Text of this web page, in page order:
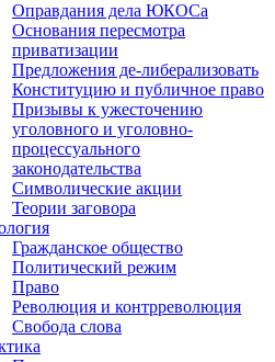
Оправдания дела ЮКОСа
Основания пересмотра
приватизации
Предложения де-либерализовать
Конституцию и публичное право
Призывы к ужесточению
уголовного и уголовно-
процессуального
законодательства
Символические акции
Теории заговора
Гражданское общество
Политический режим
Право
Революция и контрреволюция
Свобода слова